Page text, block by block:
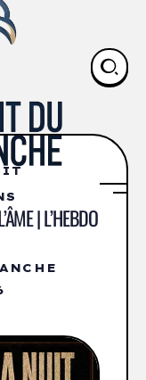
| L’HEBDO